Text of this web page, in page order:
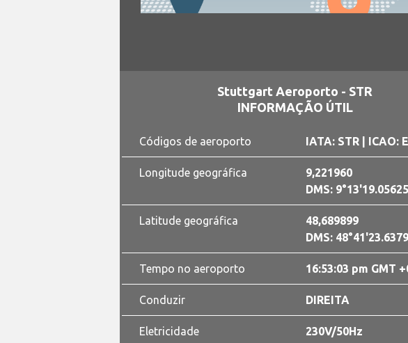
Stuttgart Aeroporto - STR
INFORMAÇÃO ÚTIL
Códigos de aeroporto IATA: STR | ICAO:
Longitude geográfica
9,221960
DMS:
Latitude geográfica
48,689899
DMS:
Tempo no aeroporto 16:53:04 pm GMT
Conduzir DIREITA
Eletricidade 230V/50Hz